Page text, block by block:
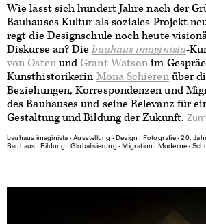
Wie lässt sich hundert Jahre nach der
Bauhauses Kultur als soziales Projekt
regt die Designschule noch heute
Diskurse an? Die bauhaus imaginista-
von Ostenund Grant Watsonim
Kunsthistorikerin Mona Schierenüber
Beziehungen, Korrespondenzen und
des Bauhauses und seine Relevanz für
Gestaltung und Bildung der Zukunft.
bauhaus imaginista ∙Ausstellung ∙ Design ∙ Fotografie∙20.
Bauhaus ∙ Bildung ∙Globalisierung ∙ Migration ∙ Moderne ∙